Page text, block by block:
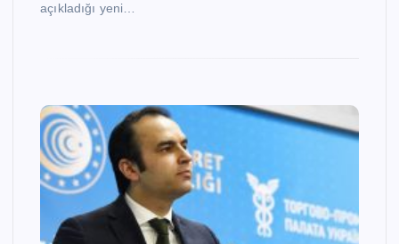
açıkladığı yeni…